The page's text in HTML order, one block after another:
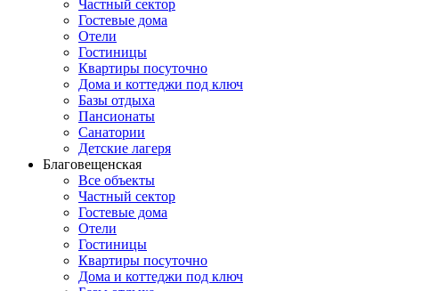
Частный сектор
Гостевые дома
Отели
Гостиницы
Квартиры посуточно
Дома и коттеджи под ключ
Базы отдыха
Пансионаты
Санатории
Детские лагеря
Благовещенская
Все объекты
Частный сектор
Гостевые дома
Отели
Гостиницы
Квартиры посуточно
Дома и коттеджи под ключ